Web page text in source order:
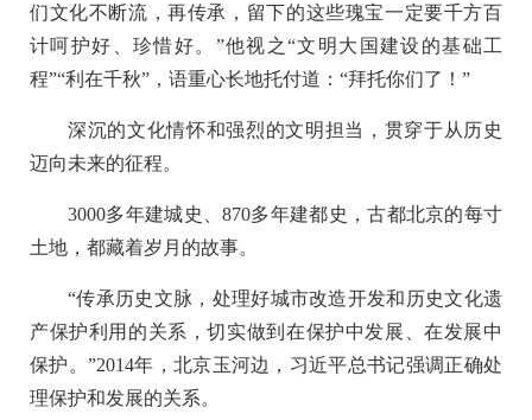
们文化不断流，再传承，留下的这些瑰宝一定要千方百
计呵护好、珍惜好。”他视之“文明大国建设的基础工
程”“利在千秋”，语重心长地托付道：“拜托你们了！”
深沉的文化情怀和强烈的文明担当，贯穿于从历史
迈向未来的征程。
3000多年建城史、870多年建都史，古都北京的每寸
土地，都藏着岁月的故事。
“传承历史文脉，处理好城市改造开发和历史文化遗
产保护利用的关系，切实做到在保护中发展、在发展中
保护。”2014年，北京玉河边，习近平总书记强调正确处
理保护和发展的关系。